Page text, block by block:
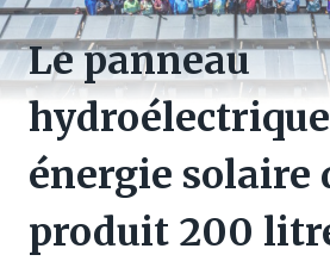
Le panneau
énergie solaire
produit 200